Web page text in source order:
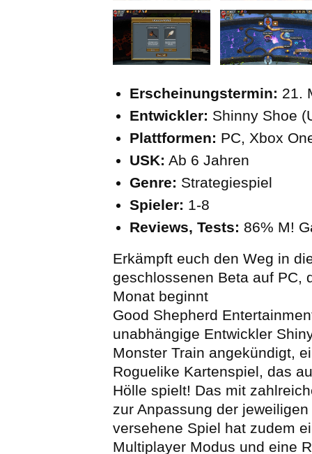
Erscheinungstermin: 21.
Entwickler: Shinny Shoe
Plattformen: PC, Xbox
USK: Ab 6 Jahren
Genre: Strategiespiel
Spieler: 1-8
Reviews, Tests: 86% M!
Erkämpft euch den Weg in
geschlossenen Beta auf PC,
Monat beginnt
Good Shepherd
unabhängige Entwickler
Monster Train angekündigt,
Roguelike Kartenspiel, das
Hölle spielt! Das mit
zur Anpassung der
versehene Spiel hat zudem
Multiplayer Modus und eine